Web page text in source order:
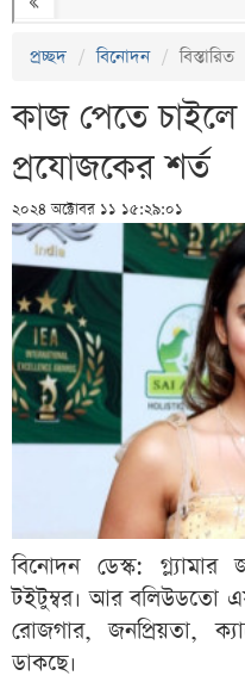
প্রচ্ছদ বিনোদন বিস্তারিত
কাজ পেতে
প্রযোজকের শর্ত
২০২৪ অক্টোবর ১১ ১৫:২৯:০১
বিনোদন ডেস্ক: গ্ল্যামার
টইটুম্বর। আর বলিউডতো
রোজগার, জনপ্রিয়তা,
ডাকছে।